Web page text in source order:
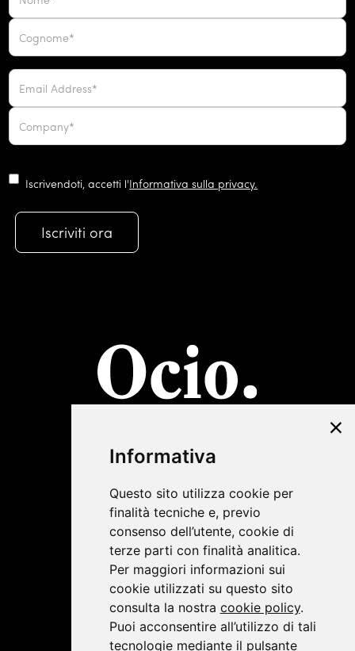
Informativa
Questo sito utilizza cookie per
finalità tecniche e, previo
consenso dell’utente, cookie di
terze parti con finalità analitica.
Per maggiori informazioni sui
cookie utilizzati su questo sito
consulta la nostra cookie policy.
Puoi acconsentire all’utilizzo di tali
tecnologie mediante il pulsante
Iscrivendoti, accetti l'Informativa sulla privacy.
Privacy Policy | Cookie Policy